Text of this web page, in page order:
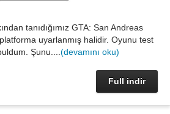
tanıdığımız GTA: San Andreas
uyarlanmış halidir. Oyunu test
Şunu.... (devamını oku)
Full indir